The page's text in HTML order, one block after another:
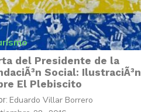
del Presidente de la
Social: IlustraciÃ³n
El Plebiscito
Eduardo Villar Borrero